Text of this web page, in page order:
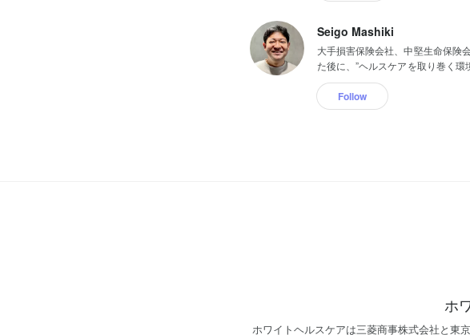
Seigo Mashiki
大手損害保険会社、中堅生命保険
た後に、”ヘルスケアを取り巻く
Follow
ホ
ホワイトヘルスケアは三菱商事株式会社と東